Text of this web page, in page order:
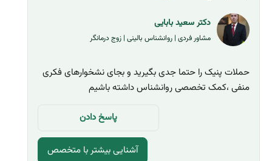
دکتر سعید بابایی
مشاور فردی | روانشناس بالینی | زوج درمانگر
حملات پنیک را حتما جدی بگیرید و بجای نشخوارهای فکری
منفی ،کمک تخصصی روانشناس داشته باشیم
پاسخ دادن
آشنایی بیشتر با متخصص